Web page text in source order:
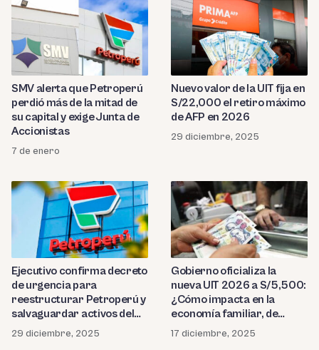
SMV alerta que Petroperú
perdió más de la mitad de
su capital y exige Junta de
Accionistas
7 de enero
Nuevo valor de la UIT fija en
S/22,000 el retiro máximo
de AFP en 2026
29 diciembre, 2025
Ejecutivo confirma decreto
de urgencia para
reestructurar Petroperú y
salvaguardar activos del
Estado
29 diciembre, 2025
Gobierno oficializa la
nueva UIT 2026 a S/5,500:
¿Cómo impacta en la
economía familiar, de
trabajadores y
contribuyentes?
17 diciembre, 2025